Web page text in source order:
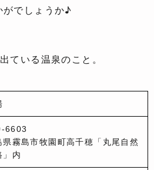
がでしょうか♪
ている温泉のこと。
6603
県霧島市牧園町高千穂「丸尾自然
」内